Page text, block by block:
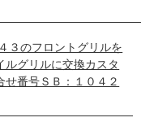
ルグリルに交換カスタ
せ番号ＳＢ：１０４２